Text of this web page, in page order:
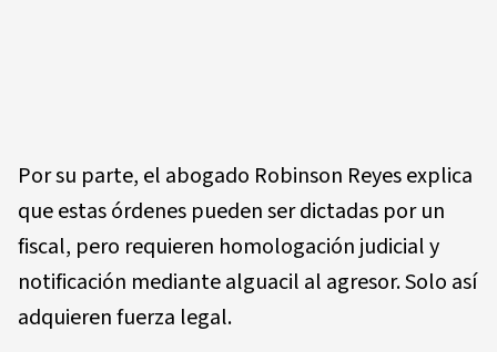
Por su parte, el abogado Robinson Reyes explica
que estas órdenes pueden ser dictadas por un
fiscal, pero requieren homologación judicial y
notificación mediante alguacil al agresor. Solo así
adquieren fuerza legal.